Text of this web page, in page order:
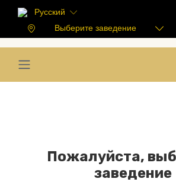
Русский
Выберите заведение
Пожалуйста,
заведение